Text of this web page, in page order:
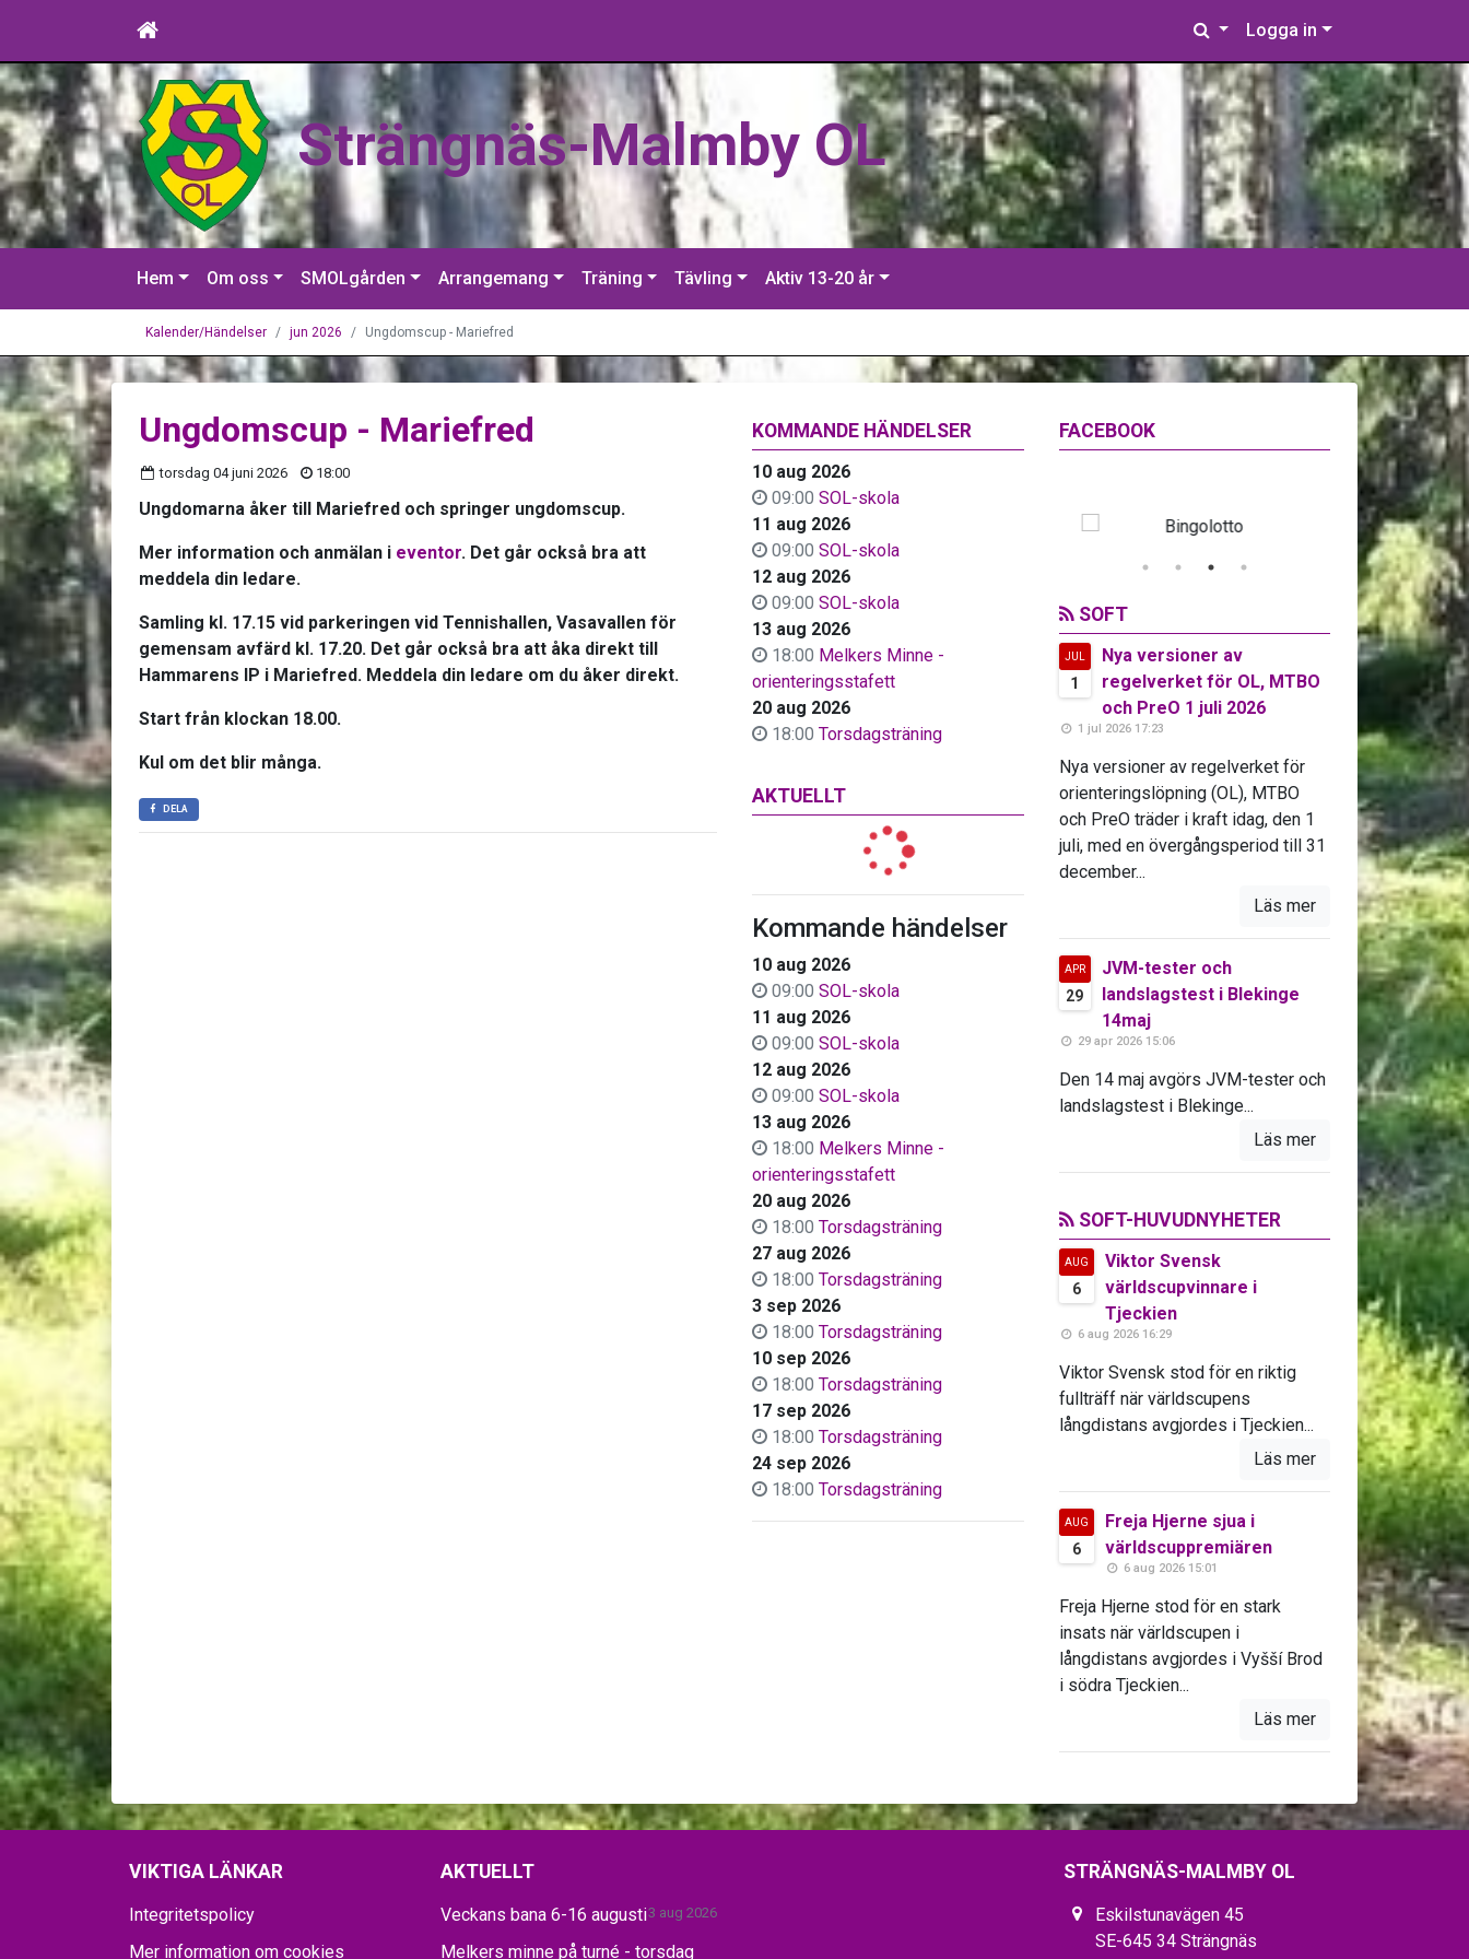
Logga in
Strängnäs-Malmby OL
Hem Om oss SMOLgården Arrangemang Träning Tävling Aktiv 13-20 år
Kalender/Händelser jun 2026 Ungdomscup - Mariefred
KOMMANDE HÄNDELSER
10 aug 2026
09:00 SOL-skola
11 aug 2026
09:00 SOL-skola
12 aug 2026
09:00 SOL-skola
13 aug 2026
18:00 Melkers Minne -
orienteringsstafett
20 aug 2026
18:00 Torsdagsträning
AKTUELLT
Kommande händelser
10 aug 2026
09:00 SOL-skola
11 aug 2026
09:00 SOL-skola
12 aug 2026
09:00 SOL-skola
13 aug 2026
18:00 Melkers Minne -
orienteringsstafett
20 aug 2026
18:00 Torsdagsträning
27 aug 2026
18:00 Torsdagsträning
3 sep 2026
18:00 Torsdagsträning
10 sep 2026
18:00 Torsdagsträning
17 sep 2026
18:00 Torsdagsträning
24 sep 2026
18:00 Torsdagsträning
Ungdomscup - Mariefred
torsdag 04 juni 2026 18:00
Ungdomarna åker till Mariefred och springer ungdomscup.
Mer information och anmälan i eventor. Det går också bra att
meddela din ledare.
Samling kl. 17.15 vid parkeringen vid Tennishallen, Vasavallen för
gemensam avfärd kl. 17.20. Det går också bra att åka direkt till
Hammarens IP i Mariefred. Meddela din ledare om du åker direkt.
Start från klockan 18.00.
Kul om det blir många.
DELA
FACEBOOK
SOFT
JUL
1
Nya versioner av
regelverket för OL, MTBO
och PreO 1 juli 2026
1 jul 2026 17:23
Nya versioner av regelverket för
orienteringslöpning (OL), MTBO
och PreO träder i kraft idag, den 1
juli, med en övergångsperiod till 31
december...
Läs mer
APR
29
JVM-tester och
landslagstest i Blekinge
14maj
29 apr 2026 15:06
Den 14 maj avgörs JVM-tester och
landslagstest i Blekinge...
Läs mer
SOFT-HUVUDNYHETER
AUG
6
Viktor Svensk
världscupvinnare i
Tjeckien
6 aug 2026 16:29
Viktor Svensk stod för en riktig
fullträff när världscupens
långdistans avgjordes i Tjeckien...
Läs mer
AUG
6
Freja Hjerne sjua i
världscuppremiären
6 aug 2026 15:01
Freja Hjerne stod för en stark
insats när världscupen i
långdistans avgjordes i Vyšší Brod
i södra Tjeckien...
Läs mer
VIKTIGA LÄNKAR
Integritetspolicy
Mer information om cookies
AKTUELLT
Veckans bana 6-16 augusti3 aug 2026
Melkers minne på turné - torsdag
STRÄNGNÄS-MALMBY OL
Eskilstunavägen 45
SE-645 34 Strängnäs